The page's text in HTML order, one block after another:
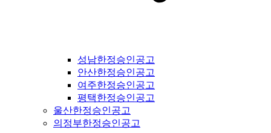
공고 #서산시일간지공고 #당진시일간지공고 #홍성군일간지공
고 #예산군일간지공고 #아산시일간지공고 #천안시일간지공고
#청양군일간지공고 #안면도일간지공고 #보령시일간지공고 #
부여군일간지공고 #서천군일간지공고 #논산시일간지공고 #계
룡시일간지공고 #공주시일간지공고 #금산군군일간지공고 #덕
산면일간지공고 #공주시일간지공고 #정안면일간지공고 #안면
성남한정승인공고
안산한정승인공고
여주한정승인공고
평택한정승인공고
울산한정승인공고
의정부한정승인공고